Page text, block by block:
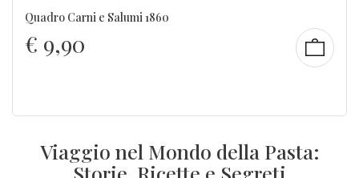
Quadro Carni e Salumi 1860
€ 9,90
Viaggio nel Mondo della Pasta:
Storie, Ricette e Segreti